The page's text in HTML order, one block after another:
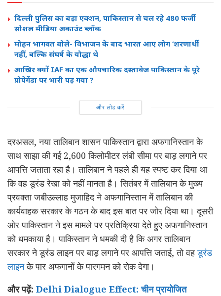
दिल्ली पुलिस का बड़ा एक्शन, पाकिस्तान से चल रहे 480 फर्जी
सोशल मीडिया अकाउंट ब्लॉक
मोहन भागवत बोले- विभाजन के बाद भारत आए लोग ‘शरणार्थी’
नहीं, बल्कि संघर्ष के योद्धा थे
आखिर क्यों IAF का एक औपचारिक दस्तावेज पाकिस्तान के पूरे
प्रोपेगेंडा पर भारी पड़ गया ?
और लोड करें
दरअसल, नया तालिबान शासन पाकिस्तान द्वारा अफगानिस्तान के
साथ साझा की गई 2,600 किलोमीटर लंबी सीमा पर बाड़ लगाने पर
आपत्ति जताता रहा है। तालिबान ने पहले ही यह स्पष्ट कर दिया था
कि वह डूरंड रेखा को नहीं मानता है। सितंबर में तालिबान के मुख्य
प्रवक्ता जबीउल्लाह मुजाहिद ने अफगानिस्तान में तालिबान की
कार्यवाहक सरकार के गठन के बाद इस बात पर जोर दिया था। दूसरी
ओर पाकिस्तान ने इस मामले पर प्रतिक्रिया देते हुए अफगानिस्तान
को धमकाया है। पाकिस्तान ने धमकी दी है कि अगर तालिबान
सरकार ने डूरंड लाइन पर बाड़ लगाने पर आपत्ति जताई, तो वहडूरंड
लाइनके पार अफगानों के पारगमन को रोक देगा।
और पढ़ें: Delhi Dialogue Effect: चीन प्रायोजित